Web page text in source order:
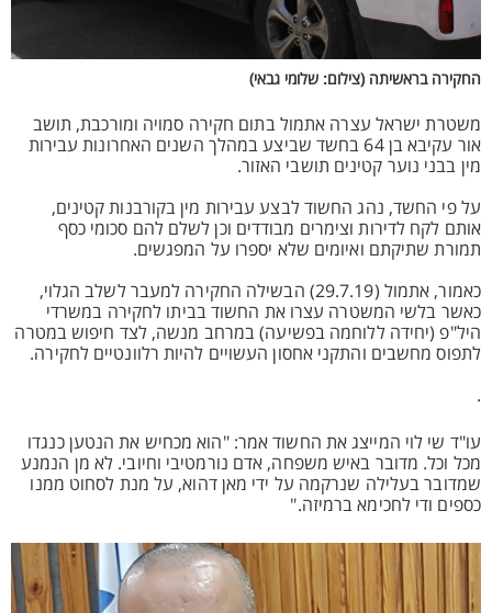
החקירה בראשיתה (צילום: שלומי גבאי)
משטרת ישראל עצרה אתמול בתום חקירה סמויה ומורכבת, תושב
אור עקיבא בן 64 בחשד שביצע במהלך השנים האחרונות עבירות
מין בבני נוער קטינים תושבי האזור.
על פי החשד, נהג החשוד לבצע עבירות מין בקורבנות קטינים,
אותם לקח לדירות וצימרים מבודדים וכן לשלם להם סכומי כסף
תמורת שתיקתם ואיומים שלא יספרו על המפגשים.
כאמור, אתמול (29.7.19) הבשילה החקירה למעבר לשלב הגלוי,
כאשר בלשי המשטרה עצרו את החשוד בביתו לחקירה במשרדי
היל"פ (יחידה ללוחמה בפשיעה) במרחב מנשה, לצד חיפוש במטרה
לתפוס מחשבים והתקני אחסון העשויים להיות רלוונטיים לחקירה.
.
עו"ד שי לוי המייצג את החשוד אמר: "הוא מכחיש את הנטען כנגדו
מכל וכל. מדובר באיש משפחה, אדם נורמטיבי וחיובי. לא מן הנמנע
שמדובר בעלילה שנרקמה על ידי מאן דהוא, על מנת לסחוט ממנו
כספים ודי לחכימא ברמיזה."